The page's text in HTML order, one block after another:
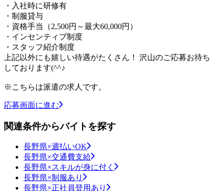
・入社時に研修有
・制服貸与
・資格手当（2,500円～最大60,000円）
・インセンティブ制度
・スタッフ紹介制度
上記以外にも嬉しい待遇がたくさん！ 沢山のご応募お待ち
しております(^^♪
※こちらは派遣の求人です。
応募画面に進む
関連条件からバイトを探す
長野県×週払いOK
長野県×交通費支給
長野県×スキルが身に付く
長野県×制服あり
長野県×正社員登用あり